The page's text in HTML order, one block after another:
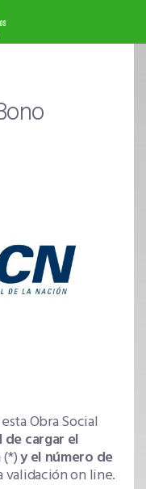
Obra Social
cargar el
(*)y el número de
validación on line.